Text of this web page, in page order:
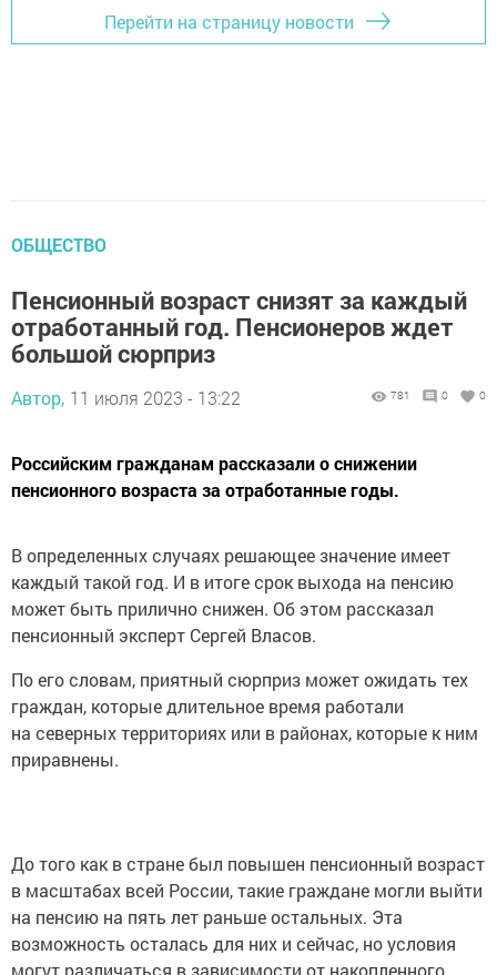
Перейти на страницу новости
ОБЩЕСТВО
Пенсионный возраст снизят за каждый
отработанный год. Пенсионеров ждет
большой сюрприз
Автор, 11 июля 2023 - 13:22 781 0 0
Российским гражданам рассказали о снижении
пенсионного возраста за отработанные годы.
В определенных случаях решающее значение имеет
каждый такой год. И в итоге срок выхода на пенсию
может быть прилично снижен. Об этом рассказал
пенсионный эксперт Сергей Власов.
По его словам, приятный сюрприз может ожидать тех
граждан, которые длительное время работали
на северных территориях или в районах, которые к ним
приравнены.
До того как в стране был повышен пенсионный возраст
в масштабах всей России, такие граждане могли выйти
на пенсию на пять лет раньше остальных. Эта
возможность осталась для них и сейчас, но условия
могут различаться в зависимости от накопленного